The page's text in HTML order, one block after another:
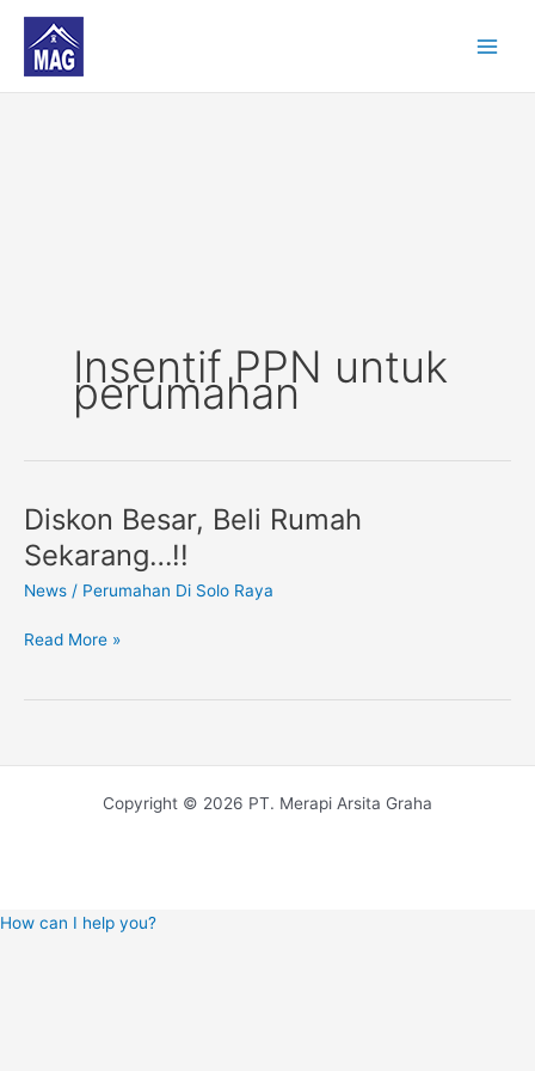
content
Insentif PPN untuk
perumahan
Diskon Besar, Beli Rumah
Sekarang…!!
News / Perumahan Di Solo Raya
Diskon
Besar,
Beli
Rumah
Read More »
Copyright © 2026 PT. Merapi Arsita Graha
How can I help you?